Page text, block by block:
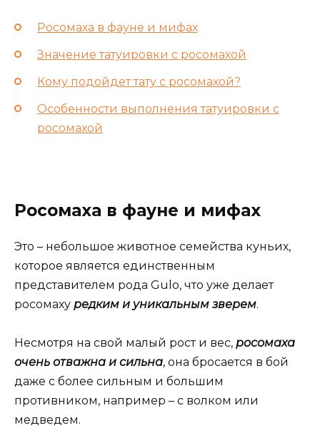
Росомаха в фауне и мифах
Значение татуировки с росомахой
Кому подойдет тату с росомахой?
Особенности выполнения татуировки с
росомахой
Росомаха в фауне и мифах
Это – небольшое животное семейства куньих,
которое является единственным
представителем рода Gulo, что уже делает
росомаху редким и уникальным зверем.
Несмотря на свой малый рост и вес, росомаха
очень отважна и сильна, она бросается в бой
даже с более сильным и большим
противником, например – с волком или
медведем.